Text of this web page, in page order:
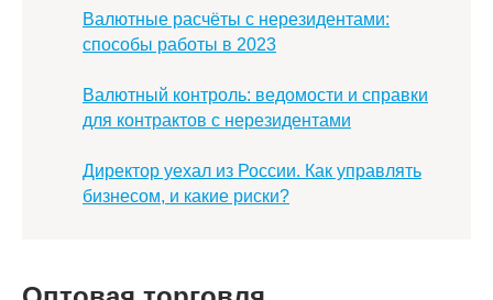
Валютные расчёты с нерезидентами:
способы работы в 2023
Валютный контроль: ведомости и справки
для контрактов с нерезидентами
Директор уехал из России. Как управлять
бизнесом, и какие риски?